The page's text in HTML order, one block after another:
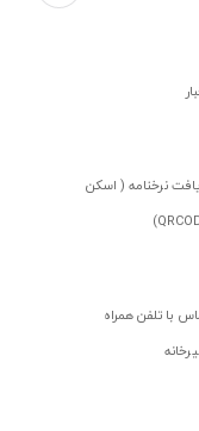
نرخنامه ( اسکن
با تلفن همراه